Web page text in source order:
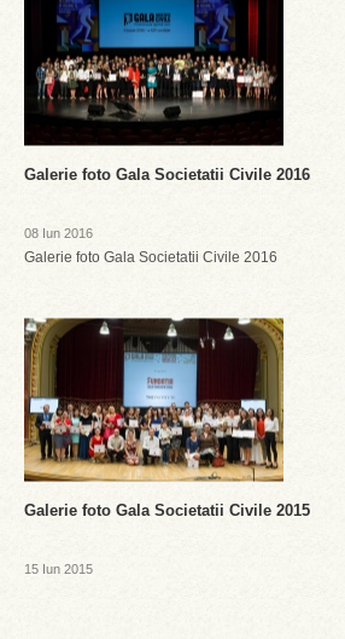
Galerie foto Gala Societatii Civile 2016
08 Iun 2016
Galerie foto Gala Societatii Civile 2016
Galerie foto Gala Societatii Civile 2015
15 Iun 2015